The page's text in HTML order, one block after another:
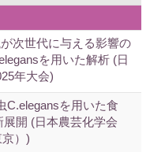
次世代に与える影響の
を用いた解析 (日
年大会)
C.elegansを用いた食
開 (日本農芸化学会
）)